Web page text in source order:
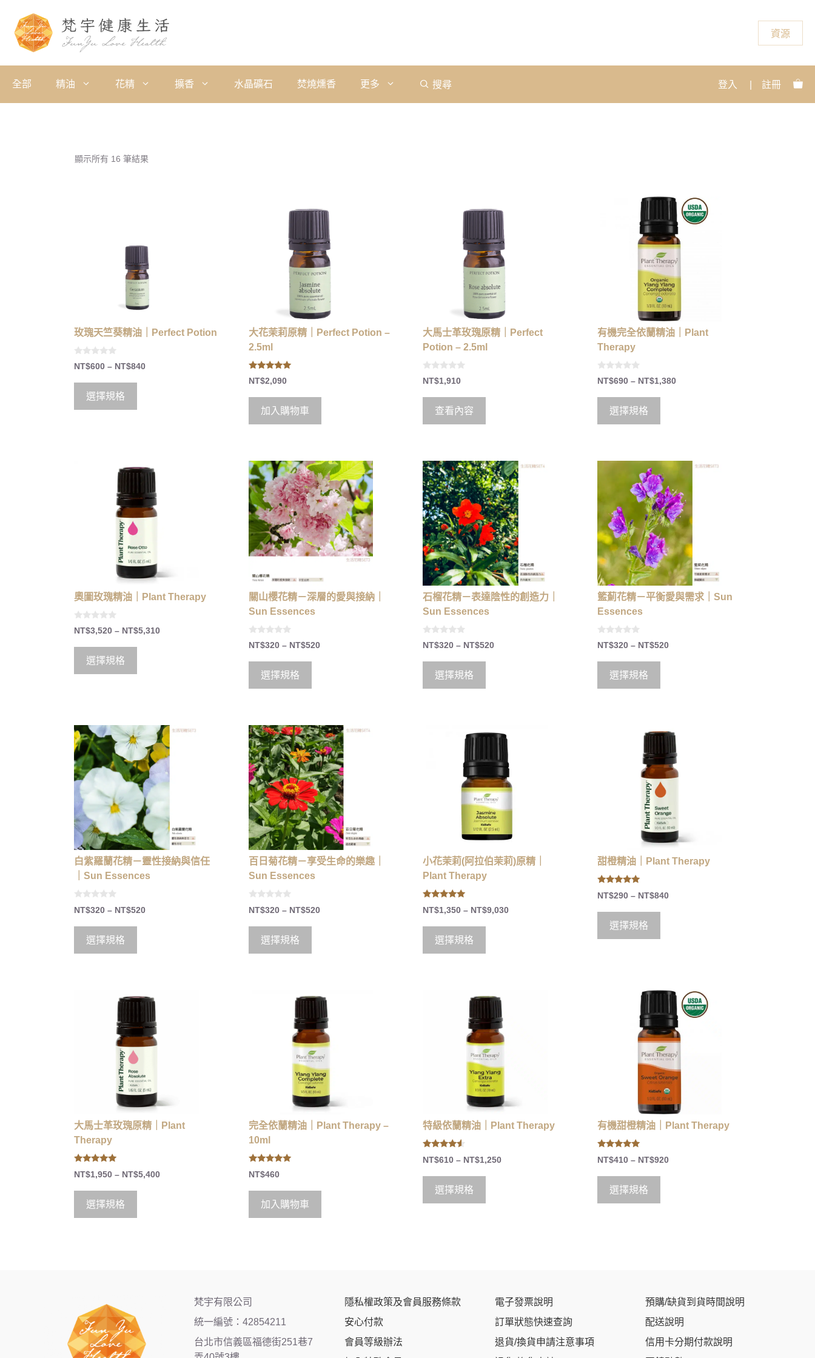
資源
全部 精油 花精 擴香 水晶礦石 焚燒燻香 更多 搜尋 登入 註冊
顯示所有 16 筆結果
玫瑰天竺葵精油｜Perfect Potion
0
o
5
NT$600 – NT$840
選擇規格
大花茉莉原精｜Perfect Potion –
2.5ml
5.00
out of 5
NT$2,090
加入購物車
大馬士革玫瑰原精｜Perfect
Potion – 2.5ml
0
o
5
NT$1,910
查看內容
有機完全依蘭精油｜Plant
Therapy
0
o
5
NT$690 – NT$1,380
選擇規格
奧圖玫瑰精油｜Plant Therapy
0
o
5
NT$3,520 – NT$5,310
選擇規格
關山櫻花精－深層的愛與接納｜
Sun Essences
0
o
5
NT$320 – NT$520
選擇規格
石榴花精－表達陰性的創造力｜
Sun Essences
0
o
5
NT$320 – NT$520
選擇規格
籃薊花精－平衡愛與需求｜Sun
Essences
0
o
5
NT$320 – NT$520
選擇規格
白紫羅蘭花精－靈性接納與信任
｜Sun Essences
0
o
t
5
NT$320 – NT$520
選擇規格
百日菊花精－享受生命的樂趣｜
Sun Essences
0
o
t
5
NT$320 – NT$520
選擇規格
小花茉莉(阿拉伯茉莉)原精｜
Plant Therapy
5.00
out of 5
NT$1,350 – NT$9,030
選擇規格
甜橙精油｜Plant Therapy
5.00
out of 5
NT$290 – NT$840
選擇規格
大馬士革玫瑰原精｜Plant
Therapy
5.00
out of 5
NT$1,950 – NT$5,400
選擇規格
完全依蘭精油｜Plant Therapy –
10ml
5.00
out of 5
NT$460
加入購物車
特級依蘭精油｜Plant Therapy
4.33
out of 5
NT$610 – NT$1,250
選擇規格
有機甜橙精油｜Plant Therapy
5.00
out of 5
NT$410 – NT$920
選擇規格
梵宇有限公司
統一編號：42854211
台北市信義區福德街251巷7
隱私權政策及會員服務條款
安心付款
會員等級辦法
電子發票說明
訂單狀態快速查詢
退貨/換貨申請注意事項
預購/缺貨到貨時間說明
配送說明
信用卡分期付款說明